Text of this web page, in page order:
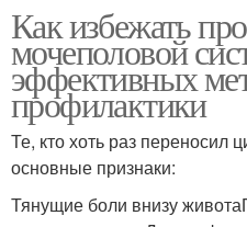
Как избежать
мочеполовой
эффективных
профилактики
Те, кто хоть раз переносил
основные признаки:
Тянущие боли внизу